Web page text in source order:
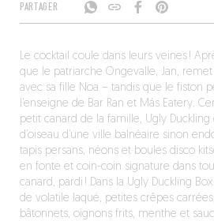
PARTAGER
Le cocktail coule dans leurs veines !
que le patriarche Ongevalle, Jan,
avec sa fille Noa – tandis que le fiston
l’enseigne de Bar Ran et Más Eatery.
petit canard de la famille, Ugly
d’oiseau d’une ville balnéaire sinon
tapis persans, néons et boules disco
en fonte et coin-coin signature dans
canard, pardi ! Dans la Ugly Duckling
de volatile laqué, petites crêpes
bâtonnets, oignons frits, menthe et